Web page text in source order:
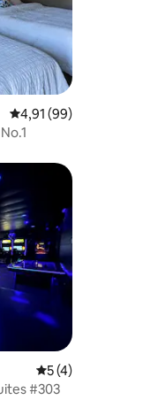
Średnia ocena: 4,91
4,91 (99)
Średnia ocena: 5
5 (4)
#303